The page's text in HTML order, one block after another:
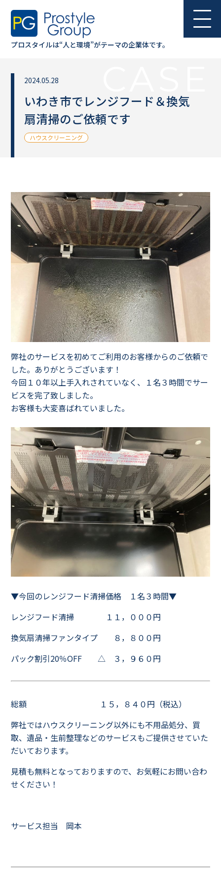
プロスタイルは“人と環境”がテーマの企業体です。
BLOG
2024.05.28
いわき市でレンジフード＆換気
扇清掃のご依頼です
ハウスクリーニング
弊社のサービスを初めてご利用のお客様からのご依頼で
した。ありがとうございます！
今回１０年以上手入れされていなく、１名３時間でサー
ビスを完了致しました。
お客様も大変喜ばれていました。
▼今回のレンジフード清掃価格 １名３時間▼
レンジフード清掃 １１，０００円
換気扇清掃ファンタイプ ８，８００円
パック割引20％OFF △ ３，９６０円
総額 １５，８４０円（税込）
弊社ではハウスクリーニング以外にも不用品処分、買
取、遺品・生前整理などのサービスもご提供させていた
だいております。
見積も無料となっておりますので、お気軽にお問い合わ
せください！
サービス担当 岡本